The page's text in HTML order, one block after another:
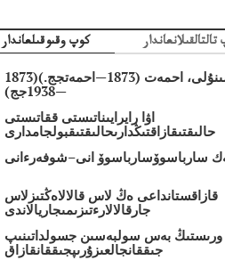
كوپ وقىوقىلعاندار
بايتۇرسىنۇلى، احمەت (1873—احمەتجج.)(1873
—1938جج)
اۋا رايرايىناتىستى ققاتىستى
حالىقتىقازاقتىڭدارىحالىقتىقبولجامدارى
سارباسوۆسارباسوۆ انى–شوفەرءانى
قازاقستانداعى ەڭ لاس قالالاەڭتىزلاس
جارقالالارءتىزىمىجاريالاندى
ورىستىڭ بەس سولبەسىن جسولداتىنىپ
جىققانجالعىزۇرىپجىققانقازاق